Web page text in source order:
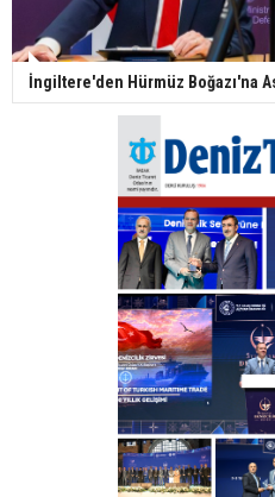
İngiltere'den Hürmüz Boğazı'na